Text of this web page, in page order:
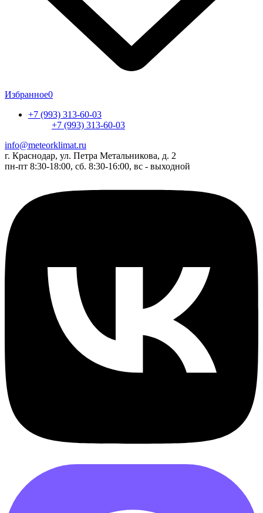
Избранное0
+7 (993) 313-60-03
+7 (993) 313-60-03
info@meteorklimat.ru
г. Краснодар, ул. Петра Метальникова, д. 2
пн-пт 8:30-18:00, сб. 8:30-16:00, вс - выходной